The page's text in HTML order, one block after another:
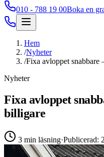
010 - 788 19 00Boka en
Hem
/Nyheter
/Fixa avloppet snabbare
Nyheter
Fixa avloppet
billigare
3 min läsning·Publicerad: